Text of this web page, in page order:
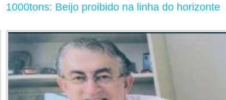
1000tons: Beijo proibido na linha do horizonte